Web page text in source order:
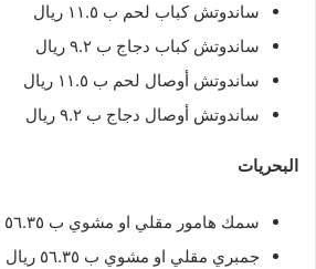
ساندوتش كباب لحم ب ١١.٥ ريال
ساندوتش كباب دجاج ب ٩.٢ ريال
ساندوتش أوصال لحم ب ١١.٥ ريال
ساندوتش أوصال دجاج ب ٩.٢ ريال
البحريات
سمك هامور مقلي او مشوي ب ٥٦.٣٥ ريال
جمبري مقلي او مشوي ب ٥٦.٣٥ ريال